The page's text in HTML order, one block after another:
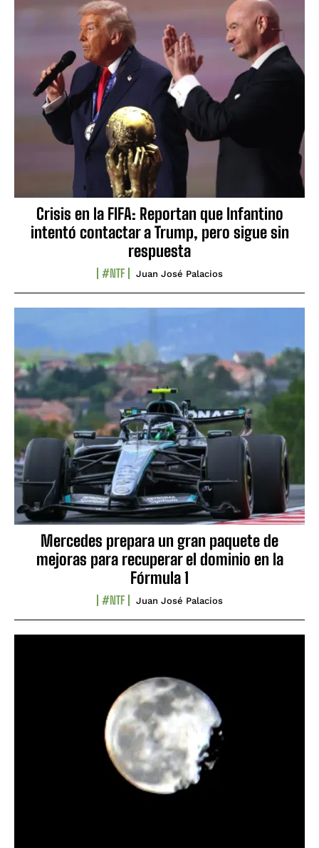
Crisis en la FIFA: Reportan que Infantino
intentó contactar a Trump, pero sigue sin
respuesta
#NTF Juan José Palacios
Mercedes prepara un gran paquete de
mejoras para recuperar el dominio en la
Fórmula 1
#NTF Juan José Palacios